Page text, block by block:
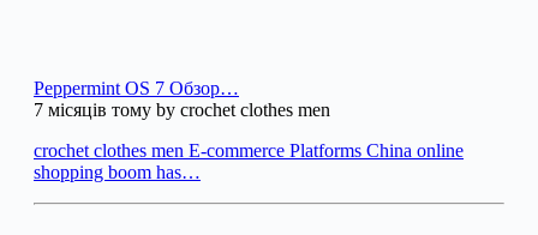
Peppermint OS 7 Обзор…
7 місяців тому by crochet clothes men
crochet clothes men E-commerce Platforms China online
shopping boom has…